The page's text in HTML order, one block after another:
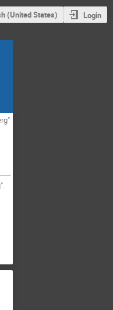
(United States) Login